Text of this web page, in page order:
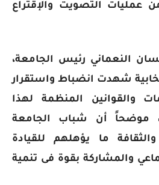
عمليات التصويت والإقتراع
النعماني رئيس الجامعة،
شهدت انضباط واستقرار
والقوانين المنظمة لهذا
موضحاً أن شباب الجامعة
ما يؤهلهم للقيادة
والمشاركة بقوة فى تنمية